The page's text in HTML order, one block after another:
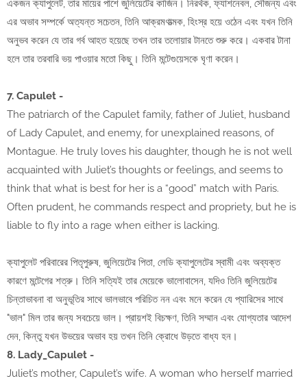
একজন ক্যাপুলেট, তার মায়ের পাশে জুলিয়েটের কাজিন। নিরর্থক, ফ্যাশনেবল, সৌজন্য এবং
এর অভাব সম্পর্কে অত্যন্ত সচেতন, তিনি আক্রমণাত্মক, হিংস্র হয়ে ওঠেন এবং যখন তিনি
অনুভব করেন যে তার গর্ব আহত হয়েছে তখন তার তলোয়ার টানতে শুরু করে। একবার টানা
হলে তার তরবারি ভয় পাওয়ার মতো কিছু। তিনি মন্টেগুয়েসকে ঘৃণা করেন।
7. Capulet -
The patriarch of the Capulet family, father of Juliet, husband
of Lady Capulet, and enemy, for unexplained reasons, of
Montague. He truly loves his daughter, though he is not well
acquainted with Juliet’s thoughts or feelings, and seems to
think that what is best for her is a “good” match with Paris.
Often prudent, he commands respect and propriety, but he is
liable to fly into a rage when either is lacking.
ক্যাপুলেট পরিবারের পিতৃপুরুষ, জুলিয়েটের পিতা, লেডি ক্যাপুলেটের স্বামী এবং অব্যক্ত
কারণে মন্টেগের শত্রু। তিনি সত্যিই তার মেয়েকে ভালোবাসেন, যদিও তিনি জুলিয়েটের
চিন্তাভাবনা বা অনুভূতির সাথে ভালভাবে পরিচিত নন এবং মনে করেন যে প্যারিসের সাথে
"ভাল" মিল তার জন্য সবচেয়ে ভাল। প্রায়শই বিচক্ষণ, তিনি সম্মান এবং যোগ্যতার আদেশ
দেন, কিন্তু যখন উভয়ের অভাব হয় তখন তিনি ক্রোধে উড়তে বাধ্য হন।
8. Lady_Capulet -
Juliet’s mother, Capulet’s wife. A woman who herself married